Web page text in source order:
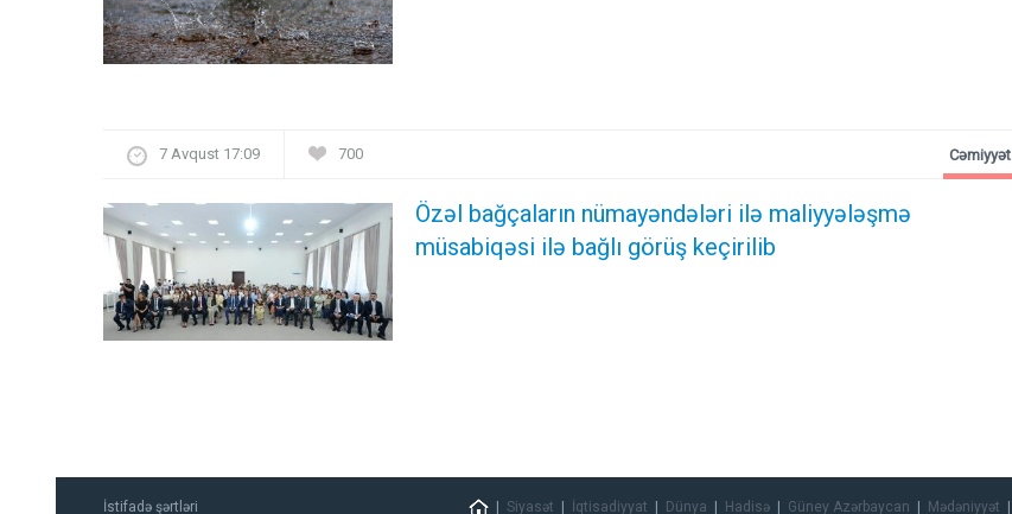
7 Avqust 17:09 700
Özəl bağçaların nümayəndələri ilə maliyyələşmə
müsabiqəsi ilə bağlı görüş keçirilib
Cəmiyyət
Siyasət İqtisadiyyat Dünya Hadisə Güney Azərbaycan Mədəniyyət
İstifadə şərtləri